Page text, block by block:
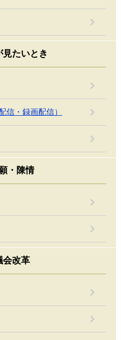
見たいとき
信・録画配信）
・陳情
会改革